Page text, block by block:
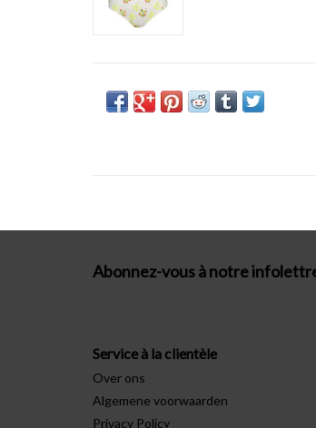
Abonnez-vous à notre
Service à la clientèle
Over ons
Algemene voorwaarden
Privacy Policy